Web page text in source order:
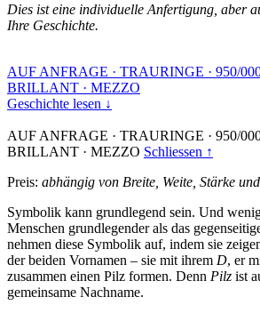
Dies ist eine individuelle Anfertigung, aber
Ihre Geschichte.
AUF ANFRAGE · TRAURINGE · 950/
BRILLANT · MEZZO
Geschichte lesen ↓
AUF ANFRAGE · TRAURINGE · 950/
BRILLANT · MEZZO Schliessen ↑
Preis: abhängig von Breite, Weite, Stärke
Symbolik kann grundlegend sein. Und
Menschen grundlegender als das
nehmen diese Symbolik auf, indem sie
der beiden Vornamen – sie mit ihrem D, er
zusammen einen Pilz formen. Denn Pilz ist
gemeinsame Nachname.